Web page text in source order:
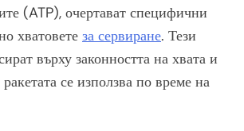
(ATP), очертават специфични
хватовете за сервиране. Тези
върху законността на хвата и
се използва по време на